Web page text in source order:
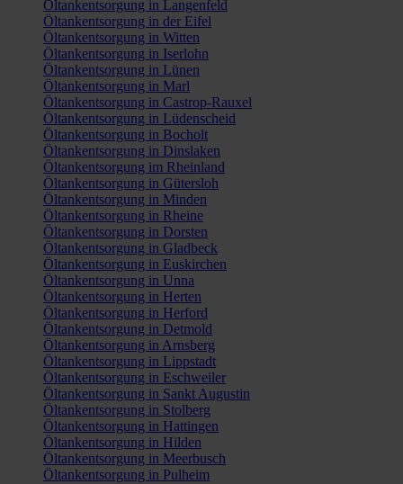
Öltankentsorgung in Langenfeld
Öltankentsorgung in der Eifel
Öltankentsorgung in Witten
Öltankentsorgung in Iserlohn
Öltankentsorgung in Lünen
Öltankentsorgung in Marl
Öltankentsorgung in Castrop-Rauxel
Öltankentsorgung in Lüdenscheid
Öltankentsorgung in Bocholt
Öltankentsorgung in Dinslaken
Öltankentsorgung im Rheinland
Öltankentsorgung in Gütersloh
Öltankentsorgung in Minden
Öltankentsorgung in Rheine
Öltankentsorgung in Dorsten
Öltankentsorgung in Gladbeck
Öltankentsorgung in Euskirchen
Öltankentsorgung in Unna
Öltankentsorgung in Herten
Öltankentsorgung in Herford
Öltankentsorgung in Detmold
Öltankentsorgung in Arnsberg
Öltankentsorgung in Lippstadt
Öltankentsorgung in Eschweiler
Öltankentsorgung in Sankt Augustin
Öltankentsorgung in Stolberg
Öltankentsorgung in Hattingen
Öltankentsorgung in Hilden
Öltankentsorgung in Meerbusch
Öltankentsorgung in Pulheim